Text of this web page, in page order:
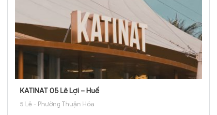
KATINAT 05 Lê Lợi – Huế
5 Lê - Phường Thuận Hóa